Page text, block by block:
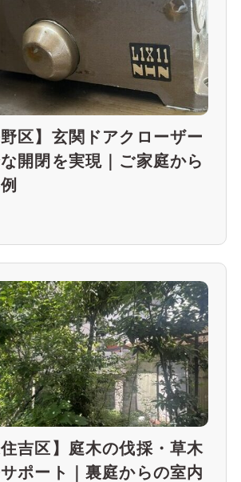
野区】玄関ドアクローザー
開閉を実現｜ご家庭から
住吉区】庭木の伐採・草木
ポート｜裏庭からの室内